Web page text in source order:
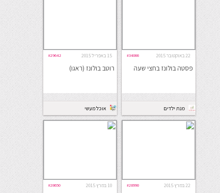
22 באוקטובר 2015 #34066
פסטה בולונז בחצי שעה
מנת ילדים
15 באפריל 2015 #29642
רוטב בולונז (ראגו)
אוכל מעשי
22 במרץ 2015 #28990 10 במרץ 2015 #28650